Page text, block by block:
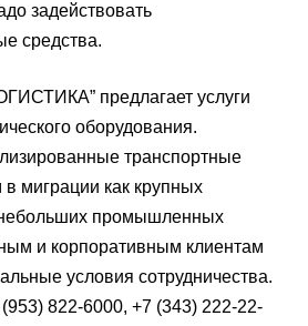
задействовать
средства.
предлагает услуги
оборудования.
транспортные
миграции как крупных
небольших промышленных
и корпоративным клиентам
условия сотрудничества.
822-6000, +7 (343) 222-22-